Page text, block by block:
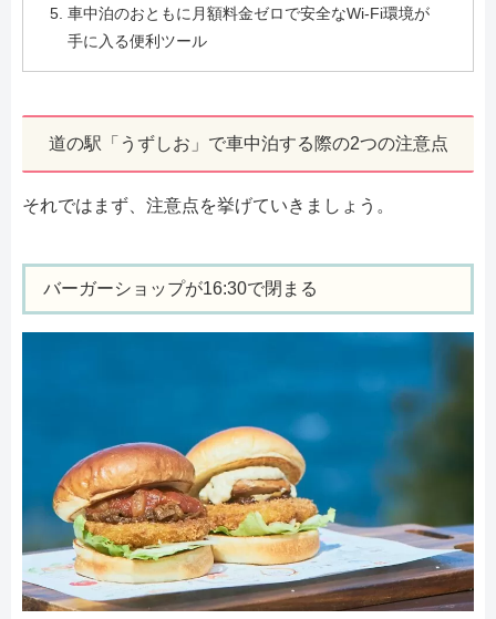
車中泊のおともに月額料金ゼロで安全なWi-Fi環境が
手に入る便利ツール
道の駅「うずしお」で車中泊する際の2つの注意点
それではまず、注意点を挙げていきましょう。
バーガーショップが16:30で閉まる